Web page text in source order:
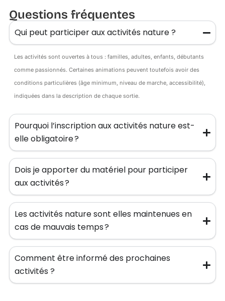
Questions fréquentes
Qui peut participer aux activités nature ?
Les activités sont ouvertes à tous : familles, adultes, enfants, débutants
comme passionnés. Certaines animations peuvent toutefois avoir des
conditions particulières (âge minimum, niveau de marche, accessibilité),
indiquées dans la description de chaque sortie.
Pourquoi l’inscription aux activités nature est-
elle obligatoire ?
Dois je apporter du matériel pour participer
aux activités ?
Les activités nature sont elles maintenues en
cas de mauvais temps ?
Comment être informé des prochaines
activités ?